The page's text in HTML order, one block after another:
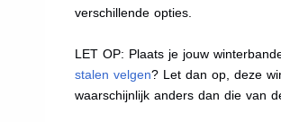
verschillende opties.
LET OP: Plaats je jouw
stalen velgen? Let dan op, deze
waarschijnlijk anders dan die van